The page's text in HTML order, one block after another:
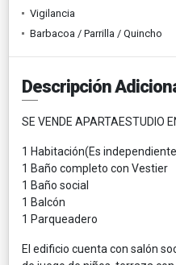
Vigilancia
Barbacoa / Parrilla / Quincho
Descripción
SE VENDE APARTAESTUDIO
1 Habitación(Es
1 Baño completo con Vestier
1 Baño social
1 Balcón
1 Parqueadero
El edificio cuenta con salón